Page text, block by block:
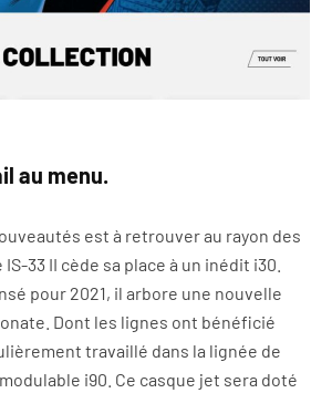
au menu.
est à retrouver au rayon des
33 II cède sa place à un inédit i30.
pour 2021, il arbore une nouvelle
Dont les lignes ont bénéficié
travaillé dans la lignée de
i90. Ce casque jet sera doté